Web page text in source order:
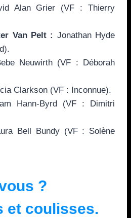
Alan Grier (VF : Thierry
Van Pelt : Jonathan Hyde
Neuwirth (VF : Déborah
Clarkson (VF : Inconnue).
Hann-Byrd (VF : Dimitri
Bell Bundy (VF : Solène
?
et coulisses.